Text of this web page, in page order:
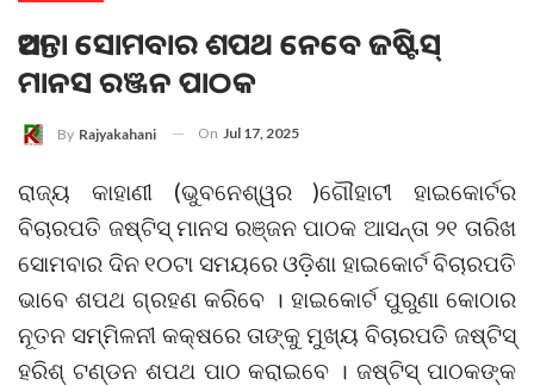
ଆସନ୍ତା ସୋମବାର ଶପଥ ନେବେ ଜଷ୍ଟିସ୍‌
ମାନସ ରଞ୍ଜନ ପାଠକ
By Rajyakahani On Jul 17, 2025
ରାଜ୍ୟ କାହାଣୀ (ଭୁବନେଶ୍ୱର )ଗୌହାଟୀ ହାଇକୋର୍ଟର
ବିଚାରପତି ଜଷ୍ଟିସ୍‌ ମାନସ ରଞ୍ଜନ ପାଠକ ଆସନ୍ତା ୨୧ ତାରିଖ
ସୋମବାର ଦିନ ୧୦ଟା ସମୟରେ ଓଡ଼ିଶା ହାଇକୋର୍ଟ ବିଚାରପତି
ଭାବେ ଶପଥ ଗ୍ରହଣ କରିବେ । ହାଇକୋର୍ଟ ପୁରୁଣା କୋଠାର
ନୂତନ ସମ୍ମିଳନୀ କକ୍ଷରେ ତାଙ୍କୁ ମୁଖ୍ୟ ବିଚାରପତି ଜଷ୍ଟିସ୍‌
ହରିଶ୍‌ ଟଣ୍ଡନ ଶପଥ ପାଠ କରାଇବେ । ଜଷ୍ଟିସ୍‌ ପାଠକଙ୍କ